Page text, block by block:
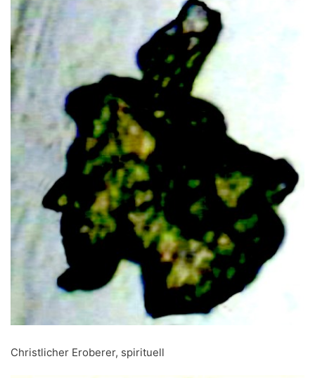
Christlicher Eroberer, spirituell